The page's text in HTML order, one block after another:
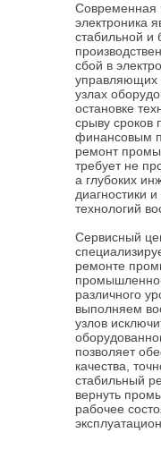
электроника
стабильной и
сбой в
управляющих
узлах
остановке
срыву сроков
финансовым
ремонт
требует не
а глубоких
диагностики
технологий
Сервисный
ремонте
различного
выполняем
узлов
позволяет
качества,
стабильный
вернуть
рабочее